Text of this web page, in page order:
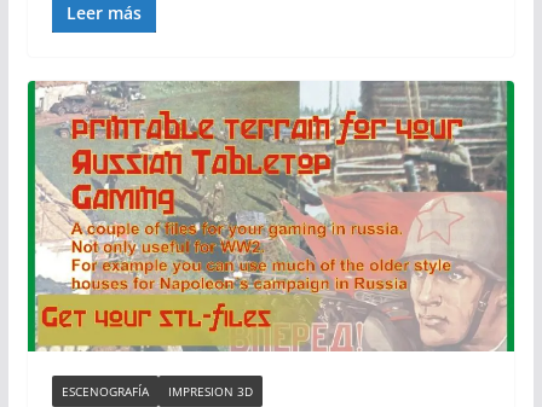
Leer más
ESCENOGRAFÍA IMPRESION 3D